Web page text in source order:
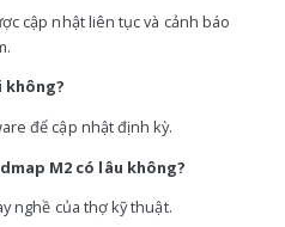
cập nhật liên tục và cảnh báo
không?
để cập nhật định kỳ.
M2 có lâu không?
nghề của thợ kỹ thuật.